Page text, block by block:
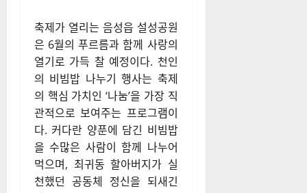
축제가 열리는 음성읍 설성공원
은 6월의 푸르름과 함께 사랑의
열기로 가득 찰 예정이다. 천인
의 비빔밥 나누기 행사는 축제
의 핵심 가치인 ‘나눔’을 가장 직
관적으로 보여주는 프로그램이
다. 커다란 양푼에 담긴 비빔밥
을 수많은 사람이 함께 나누어
먹으며, 최귀동 할아버지가 실
천했던 공동체 정신을 되새긴